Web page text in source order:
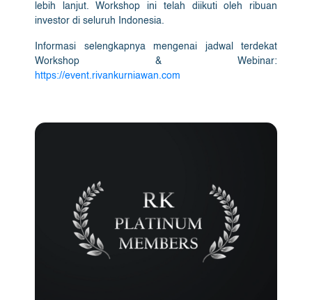
lebih lanjut. Workshop ini telah diikuti oleh ribuan
investor di seluruh Indonesia.
Informasi selengkapnya mengenai jadwal terdekat
Workshop & Webinar:
https://event.rivankurniawan.com